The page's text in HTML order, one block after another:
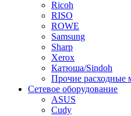
Ricoh
RISO
ROWE
Samsung
Sharp
Xerox
Катюша/Sindoh
Прочие расходные
Сетевое оборудование
ASUS
Cudy